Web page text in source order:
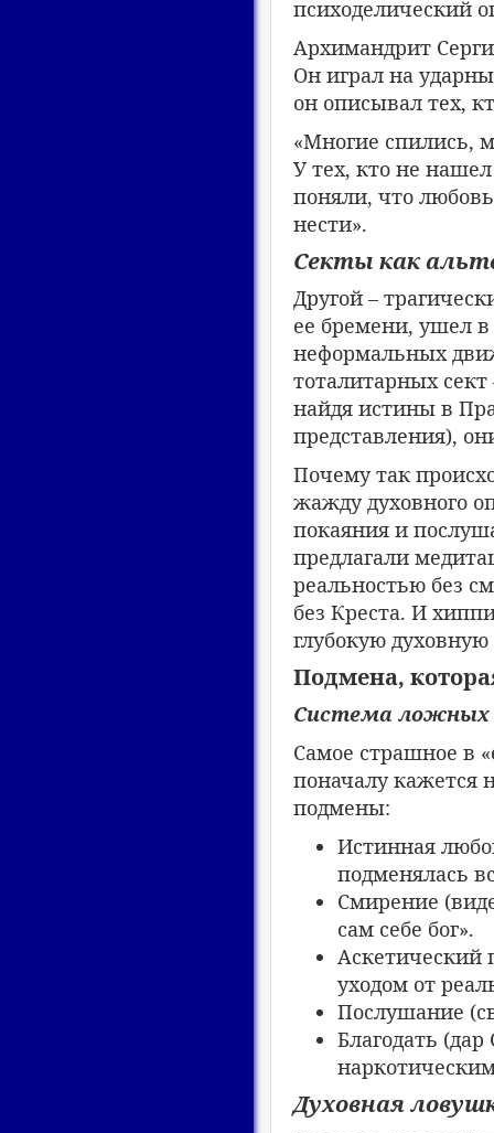
психоделический
Архимандрит
Он играл на
он описывал тех,
«Многие спились,
У тех, кто не
поняли, что
нести».
Секты как
Другой –
ее бремени, ушел
неформальных
тоталитарных
найдя истины в
представления),
Почему так
жажду духовного
покаяния и
предлагали
реальностью без
без Креста. И
глубокую
Подмена,
Система ложных
Самое страшное в
поначалу кажется
подмены:
Истинная
подменялась
Смирение
сам себе бог».
Аскетический
уходом от
Послушание
Благодать
Духовная